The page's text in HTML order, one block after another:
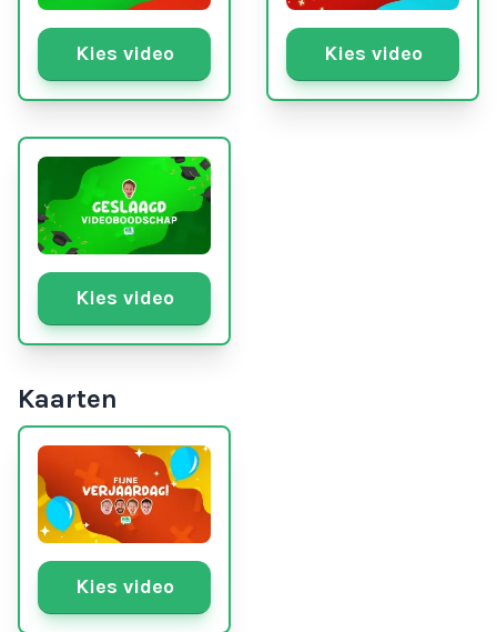
Kies video Kies video
Kies video
Kaarten
Kies video